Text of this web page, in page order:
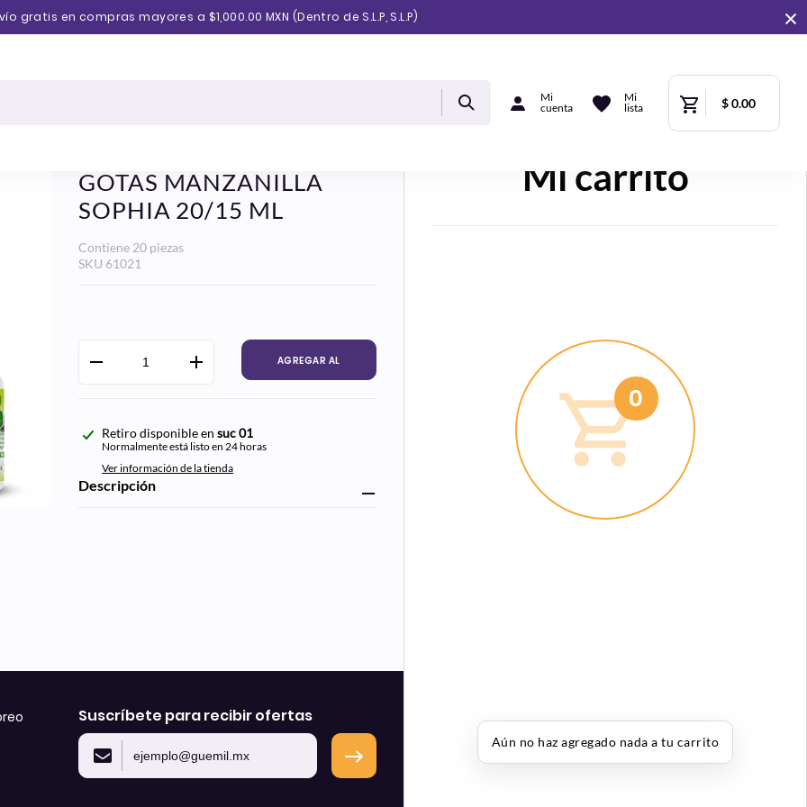
gratis en compras mayores a $1,000.00 MXN (Dentro de S.L.P, S.L.P)
Mi
cuenta
Mi
lista
$ 0.00
Mi carrito
0
Aún no haz agregado nada a tu carrito
GOTAS MANZANILLA
SOPHIA 20/15 ML
Contiene 20 piezas
SKU 61021
AGREGAR AL
Agregando
producto
tu
Retiro disponible ensuc 01
Normalmente está listo en 24 horas
Ver información de la tienda
Descripción
Suscríbete para recibir ofertas